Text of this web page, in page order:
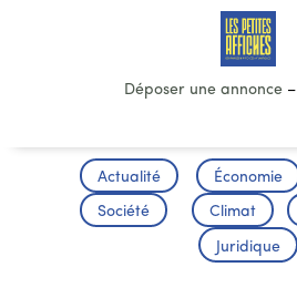
Déposer une annonce–
Actualité Économie
Société Climat
Juridique